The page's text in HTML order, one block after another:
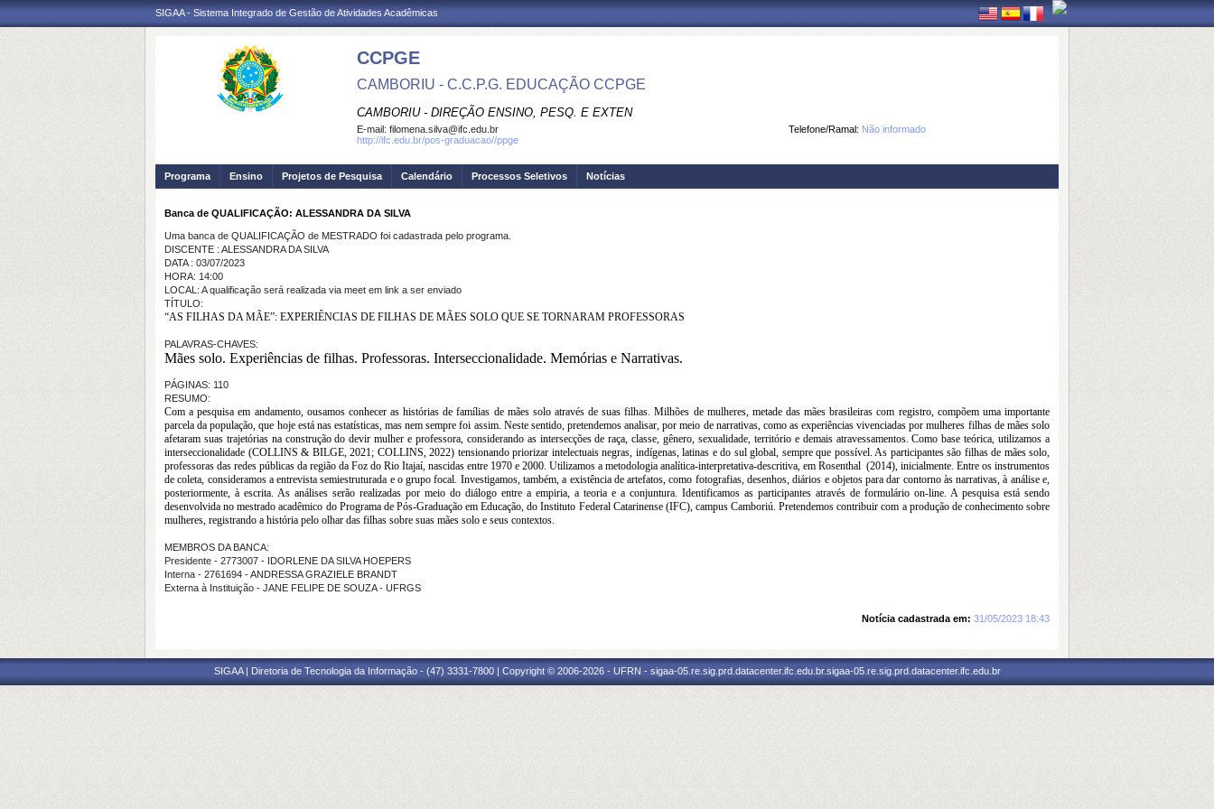
SIGAA - Sistema Integrado de Gestão de Atividades Acadêmicas
CCPGE
CAMBORIU - C.C.P.G. EDUCAÇÃO CCPGE
CAMBORIU - DIREÇÃO ENSINO, PESQ. E EXTEN
Telefone/Ramal: Não informado
E-mail: filomena.silva@ifc.edu.br
http://ifc.edu.br/pos-graduacao//ppge
Programa Ensino Projetos de Pesquisa Calendário Processos Seletivos Notícias
Banca de QUALIFICAÇÃO: ALESSANDRA DA SILVA
Uma banca de QUALIFICAÇÃO de MESTRADO foi cadastrada pelo programa.
DISCENTE : ALESSANDRA DA SILVA
DATA : 03/07/2023
HORA: 14:00
LOCAL: A qualificação será realizada via meet em link a ser enviado
TÍTULO:
“AS FILHAS DA MÃE”: EXPERIÊNCIAS DE FILHAS DE MÃES SOLO QUE SE TORNARAM PROFESSORAS
PALAVRAS-CHAVES:
Mães solo. Experiências de filhas. Professoras. Interseccionalidade. Memórias e Narrativas.
PÁGINAS: 110
RESUMO:
Com a pesquisa em andamento, ousamos conhecer as histórias de famílias de mães solo através de suas filhas. Milhões de mulheres, metade das mães brasileiras com registro, compõem uma importante
parcela da população, que hoje está nas estatísticas, mas nem sempre foi assim. Neste sentido, pretendemos analisar, por meio de narrativas, como as experiências vivenciadas por mulheres filhas de mães solo
afetaram suas trajetórias na construção do devir mulher e professora, considerando as intersecções de raça, classe, gênero, sexualidade, território e demais atravessamentos. Como base teórica, utilizamos a
interseccionalidade (COLLINS & BILGE, 2021; COLLINS, 2022) tensionando priorizar intelectuais negras, indígenas, latinas e do sul global, sempre que possível. As participantes são filhas de mães solo,
professoras das redes públicas da região da Foz do Rio Itajaí, nascidas entre 1970 e 2000. Utilizamos a metodologia analítica-interpretativa-descritiva, em Rosenthal  (2014), inicialmente. Entre os instrumentos
de coleta, consideramos a entrevista semiestruturada e o grupo focal. Investigamos, também, a existência de artefatos, como fotografias, desenhos, diários e objetos para dar contorno às narrativas, à análise e,
posteriormente, à escrita. As análises serão realizadas por meio do diálogo entre a empiria, a teoria e a conjuntura. Identificamos as participantes através de formulário on-line. A pesquisa está sendo
desenvolvida no mestrado acadêmico do Programa de Pós-Graduação em Educação, do Instituto Federal Catarinense (IFC), campus Camboriú. Pretendemos contribuir com a produção de conhecimento sobre
mulheres, registrando a história pelo olhar das filhas sobre suas mães solo e seus contextos.
MEMBROS DA BANCA:
Presidente - 2773007 - IDORLENE DA SILVA HOEPERS
Interna - 2761694 - ANDRESSA GRAZIELE BRANDT
Externa à Instituição - JANE FELIPE DE SOUZA - UFRGS
Notícia cadastrada em: 31/05/2023 18:43
SIGAA | Diretoria de Tecnologia da Informação - (47) 3331-7800 | Copyright © 2006-2026 - UFRN - sigaa-05.re.sig.prd.datacenter.ifc.edu.br.sigaa-05.re.sig.prd.datacenter.ifc.edu.br